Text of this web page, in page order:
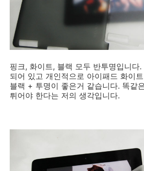
핑크, 화이트, 블랙 모두 반투명입니다
되어 있고 개인적으로 아이패드 화이
블랙 + 투명이 좋은거 같습니다. 똑같
튀어야 한다는 저의 생각입니다.